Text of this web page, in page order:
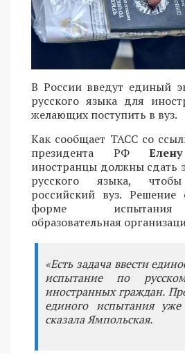
В России введут единый
русского языка для
желающих поступить в вуз.
Как сообщает ТАСС со
президента РФЕлену
иностранцы должны сдать
русского языка,
российский вуз.
форме
образовательная
«Есть задача ввести
испытание по
иностранных граждан.
единого испытания
сказала Ямпольская.